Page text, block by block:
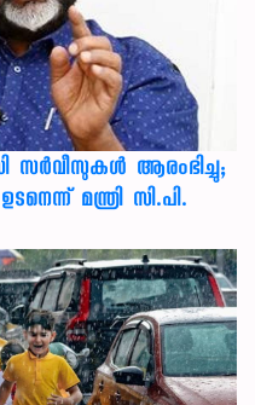
സർവീസുകൾ ആരംഭിച്ചു;
മന്ത്രി സി.പി.